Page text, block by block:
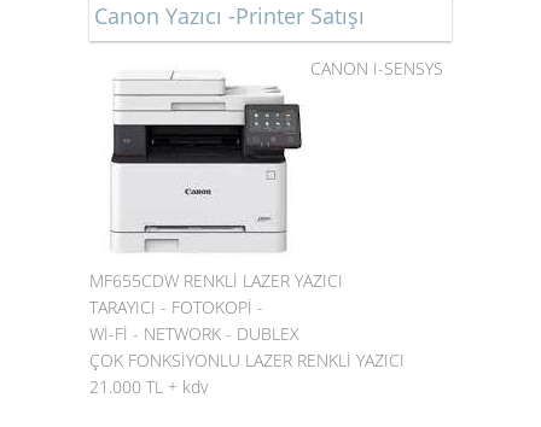
Canon Yazıcı -Printer Satışı
CANON I-SENSYS
MF655CDW RENKLİ LAZER YAZICI
TARAYICI - FOTOKOPİ -
Wİ-Fİ - NETWORK - DUBLEX
ÇOK FONKSİYONLU LAZER RENKLİ YAZICI
21.000 TL + kdv